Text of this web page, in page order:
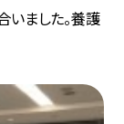
いました。養護